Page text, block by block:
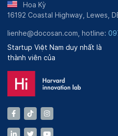
Hoa Kỳ
16192 Coastal Highway, Lewes,
lienhe@docosan.com, hotline:
Startup Việt Nam duy nhất là
thành viên của